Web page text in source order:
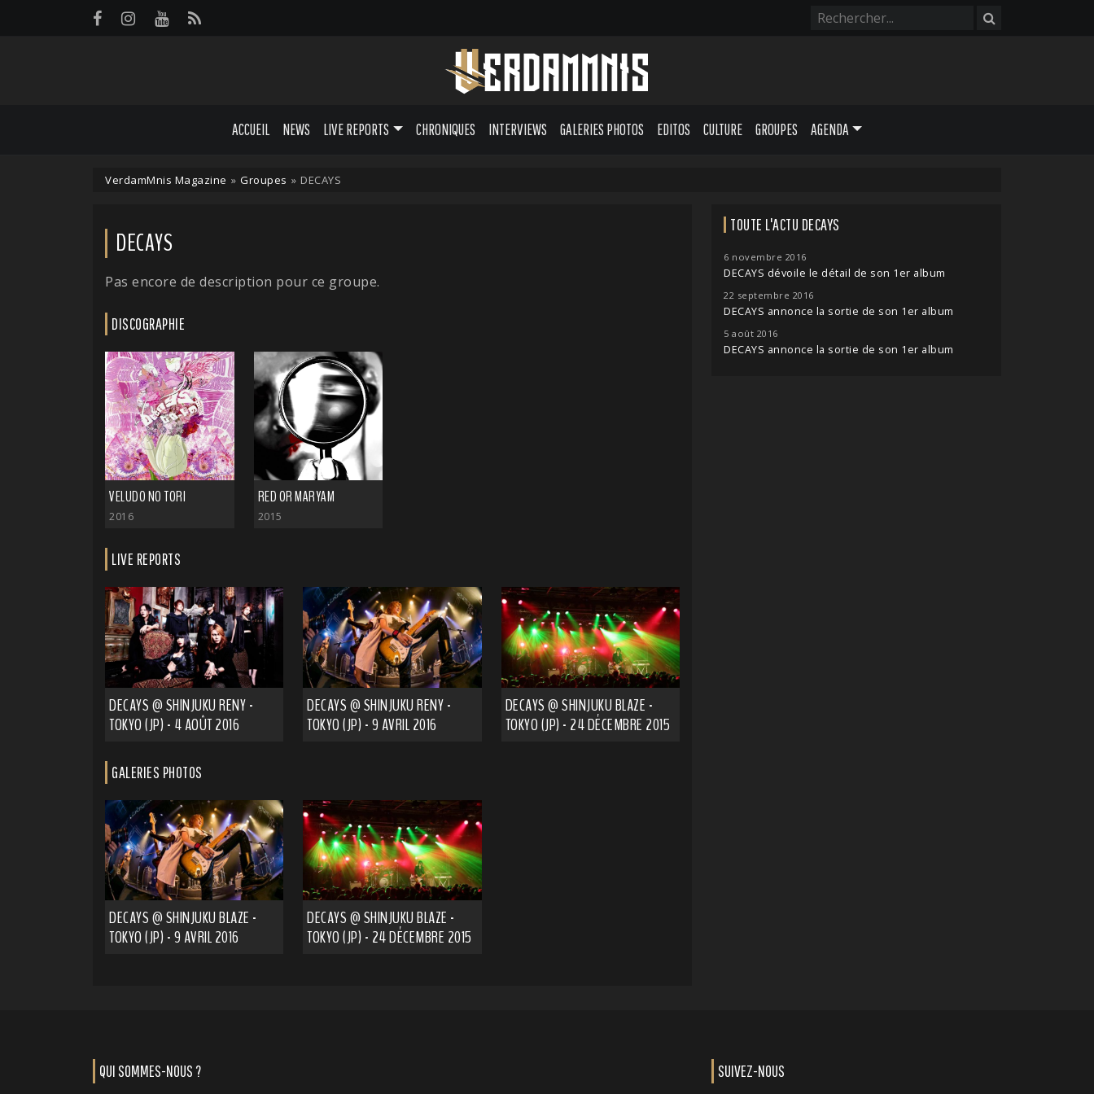
ACCUEIL NEWS LIVE REPORTS CHRONIQUES INTERVIEWS GALERIES PHOTOS EDITOS CULTURE GROUPES AGENDA
VerdamMnis Magazine » Groupes » DECAYS
DECAYS
Pas encore de description pour ce groupe.
DISCOGRAPHIE
VELUDO NO TORI
2016
RED OR MARYAM
2015
LIVE REPORTS
DECAYS @ SHINJUKU RENY -
TOKYO (JP) - 4 AOÛT 2016
DECAYS @ SHINJUKU RENY -
TOKYO (JP) - 9 AVRIL 2016
DECAYS @ SHINJUKU BLAZE -
TOKYO (JP) - 24 DÉCEMBRE 2015
GALERIES PHOTOS
DECAYS @ SHINJUKU BLAZE -
TOKYO (JP) - 9 AVRIL 2016
DECAYS @ SHINJUKU BLAZE -
TOKYO (JP) - 24 DÉCEMBRE 2015
TOUTE L'ACTU DECAYS
6 novembre 2016
DECAYS dévoile le détail de son 1er album
22 septembre 2016
DECAYS annonce la sortie de son 1er album
5 août 2016
DECAYS annonce la sortie de son 1er album
QUI SOMMES-NOUS ? SUIVEZ-NOUS
Panneau de gestion des cookies